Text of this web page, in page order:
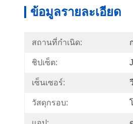
ข้อมูลรายละเอียด
สถานที่กำเนิด:
ชิปเซ็ต:
เซ็นเซอร์:
วัสดุกรอบ: